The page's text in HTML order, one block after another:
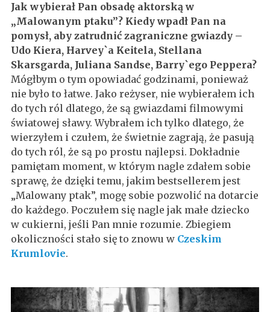
Jak wybierał Pan obsadę aktorską w
„Malowanym ptaku”? Kiedy wpadł Pan na
pomysł, aby zatrudnić zagraniczne gwiazdy –
Udo Kiera, Harvey`a Keitela, Stellana
Skarsgarda, Juliana Sandse, Barry`ego Peppera?
Mógłbym o tym opowiadać godzinami, ponieważ
nie było to łatwe. Jako reżyser, nie wybierałem ich
do tych ról dlatego, że są gwiazdami filmowymi
światowej sławy. Wybrałem ich tylko dlatego, że
wierzyłem i czułem, że świetnie zagrają, że pasują
do tych ról, że są po prostu najlepsi. Dokładnie
pamiętam moment, w którym nagle zdałem sobie
sprawę, że dzięki temu, jakim bestsellerem jest
„Malowany ptak”, mogę sobie pozwolić na dotarcie
do każdego. Poczułem się nagle jak małe dziecko
w cukierni, jeśli Pan mnie rozumie. Zbiegiem
okoliczności stało się to znowu w Czeskim
Krumlovie.